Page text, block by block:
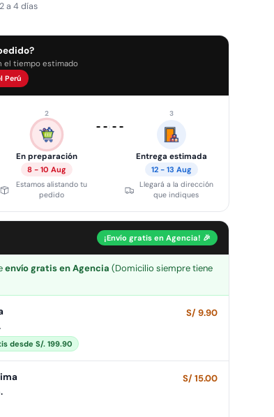
a 4 días
el tiempo estimado
Perú
2
En preparación
8 - 10 Aug
Estamos alistando tu
pedido
›
3
Entrega estimada
12 - 13 Aug
Llegará a la dirección
que indiques
¡Envío gratis en Agencia! 🎉
envío gratis en Agencia (Domicilio siempre tiene
desde S/. 199.90
S/ 9.90
S/ 15.00